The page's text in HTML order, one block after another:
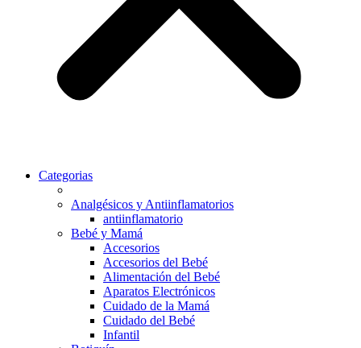
Categorias
Analgésicos y Antiinflamatorios
antiinflamatorio
Bebé y Mamá
Accesorios
Accesorios del Bebé
Alimentación del Bebé
Aparatos Electrónicos
Cuidado de la Mamá
Cuidado del Bebé
Infantil